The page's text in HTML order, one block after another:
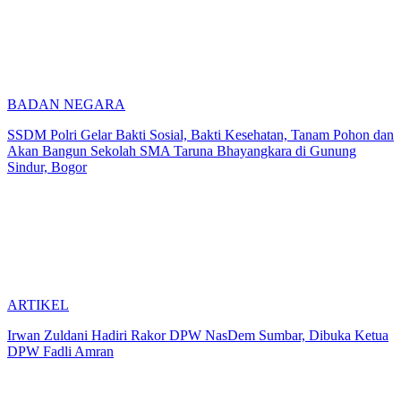
BADAN NEGARA
SSDM Polri Gelar Bakti Sosial, Bakti Kesehatan, Tanam Pohon dan
Akan Bangun Sekolah SMA Taruna Bhayangkara di Gunung
Sindur, Bogor
ARTIKEL
Irwan Zuldani Hadiri Rakor DPW NasDem Sumbar, Dibuka Ketua
DPW Fadli Amran